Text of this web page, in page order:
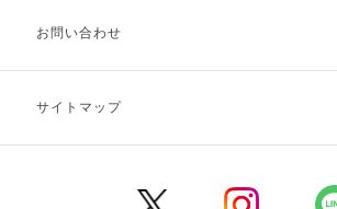
お支払方法
キャンセル・返品・交換
お問い合わせ
サイトマップ